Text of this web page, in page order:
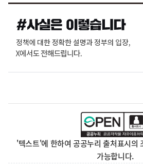
'텍스트'에 한하여 공공누리 출처표시의
가능합니다.